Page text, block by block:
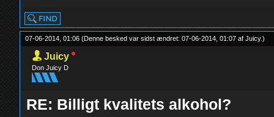
07-06-2014, 01:06(Denne besked var sidst ændret: 07-06-2014, 01:07 afJuicy.)
Juicy
Don Juicy D
RE: Billigt kvalitets alkohol?